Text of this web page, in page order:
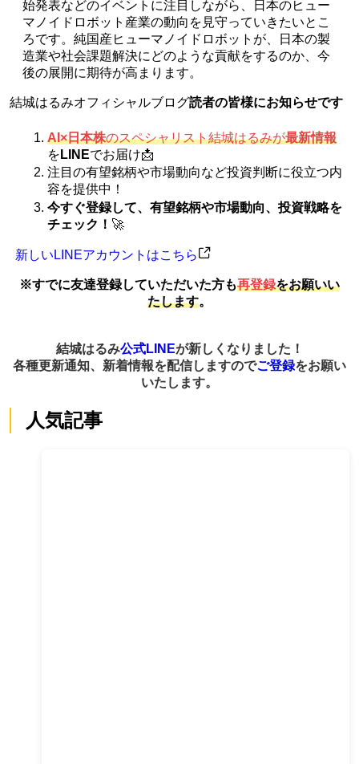
始発表などのイベントに注目しながら、日本のヒュー
マノイドロボット産業の動向を見守っていきたいとこ
ろです。純国産ヒューマノイドロボットが、日本の製
造業や社会課題解決にどのような貢献をするのか、今
後の展開に期待が高まります。
結城はるみオフィシャルブログ読者の皆様にお知らせです
AI×日本株のスペシャリスト結城はるみが最新情報
を LINEでお届け📩
注目の有望銘柄や市場動向など投資判断に役立つ内
容を提供中！
今すぐ登録して、有望銘柄や市場動向、投資戦略を
チェック！ 🚀
新しいLINEアカウントはこちら
※すでに友達登録していただいた方も再登録をお願いい
たします。
結城はるみ公式LINEが新しくなりました！
各種更新通知、新着情報を配信しますのでご登録をお願い
いたします。
人気記事